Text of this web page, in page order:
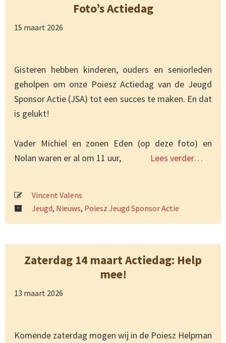
Foto’s Actiedag
15 maart 2026
Gisteren hebben kinderen, ouders en seniorleden
geholpen om onze Poiesz Actiedag van de Jeugd
Sponsor Actie (JSA) tot een succes te maken. En dat
is gelukt!
Vader Michiel en zonen Eden (op deze foto) en
Nolan waren er al om 11 uur,
Lees verder…
Vincent Valens
Jeugd, Nieuws, Poiesz Jeugd Sponsor Actie
Zaterdag 14 maart Actiedag: Help
mee!
13 maart 2026
Komende zaterdag mogen wij in de Poiesz Helpman